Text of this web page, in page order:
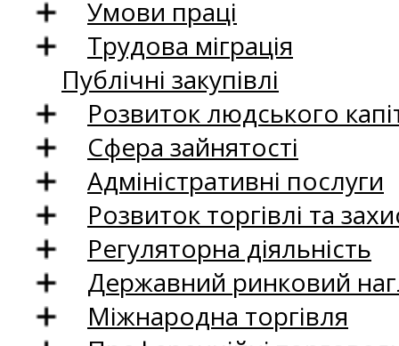
Умови праці
Трудова міграція
Публічні закупівлі
Розвиток людського
Сфера зайнятості
Адміністративні послуги
Розвиток торгівлі та
Регуляторна діяльність
Державний ринковий
Міжнародна торгівля